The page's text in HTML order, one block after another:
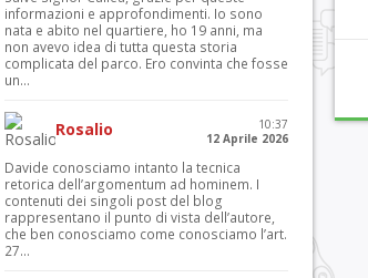
informazioni e approfondimenti. Io sono
nata e abito nel quartiere, ho 19 anni, ma
non avevo idea di tutta questa storia
complicata del parco. Ero convinta che fosse
un...
Rosalio
10:37
12 Aprile 2026
Davide conosciamo intanto la tecnica
retorica dell’argomentum ad hominem. I
contenuti dei singoli post del blog
rappresentano il punto di vista dell’autore,
che ben conosciamo come conosciamo l’art.
27...